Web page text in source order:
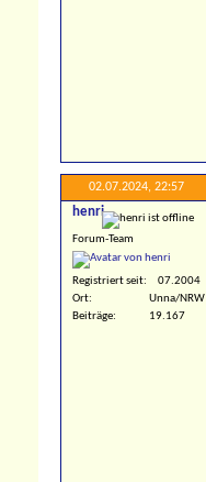
02.07.2024, 22:57
henri
Forum-Team
Registriert seit
07.2004
Ort
Unna/NRW
Beiträge
19.167